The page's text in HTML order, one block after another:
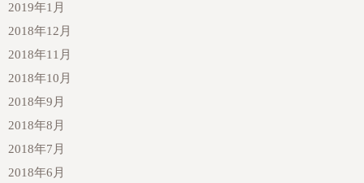
2019年1月
2018年12月
2018年11月
2018年10月
2018年9月
2018年8月
2018年7月
2018年6月